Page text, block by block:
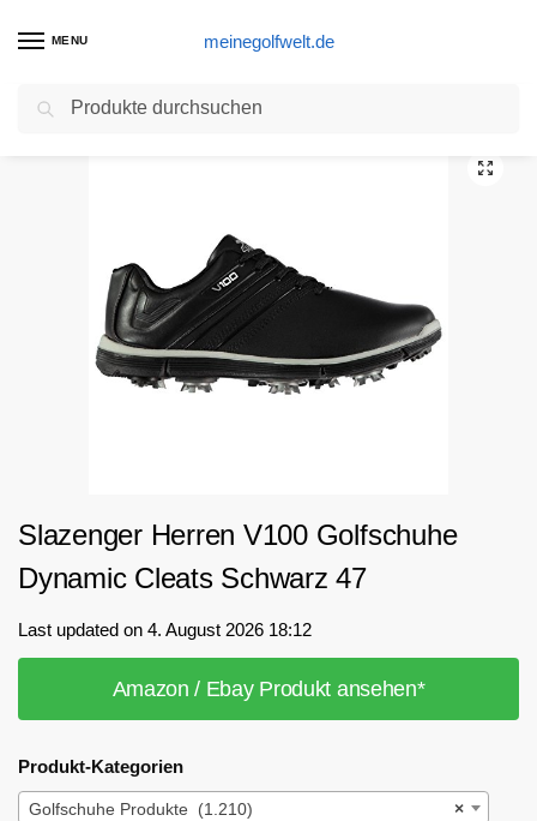
MENU meinegolfwelt.de
Start Golfschuhe Produkte / Slazenger Herren V100 Golfschuhe Dynamic Cleats Schwarz 47
Slazenger Herren V100 Golfschuhe
Dynamic Cleats Schwarz 47
Last updated on 4. August 2026 18:12
Amazon / Ebay Produkt ansehen*
Produkt-Kategorien
×
Golfschuhe Produkte (1.210)